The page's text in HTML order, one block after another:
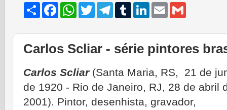
S
F
o
o
W
A
p
T
e
r
T
r
a
T
r
L
d
I
E
m
Carlos Scliar - série pintores
Carlos Scliar(Santa Maria, RS, 21 de
de 1920 - Rio de Janeiro, RJ, 28 de abril
2001). Pintor, desenhista, gravador,